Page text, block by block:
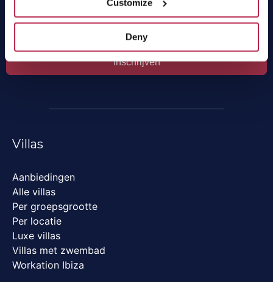
Customize
Deny
Inschrijven
Villas
Aanbiedingen
Alle villas
Per groepsgrootte
Per locatie
Luxe villas
Villas met zwembad
Workation Ibiza